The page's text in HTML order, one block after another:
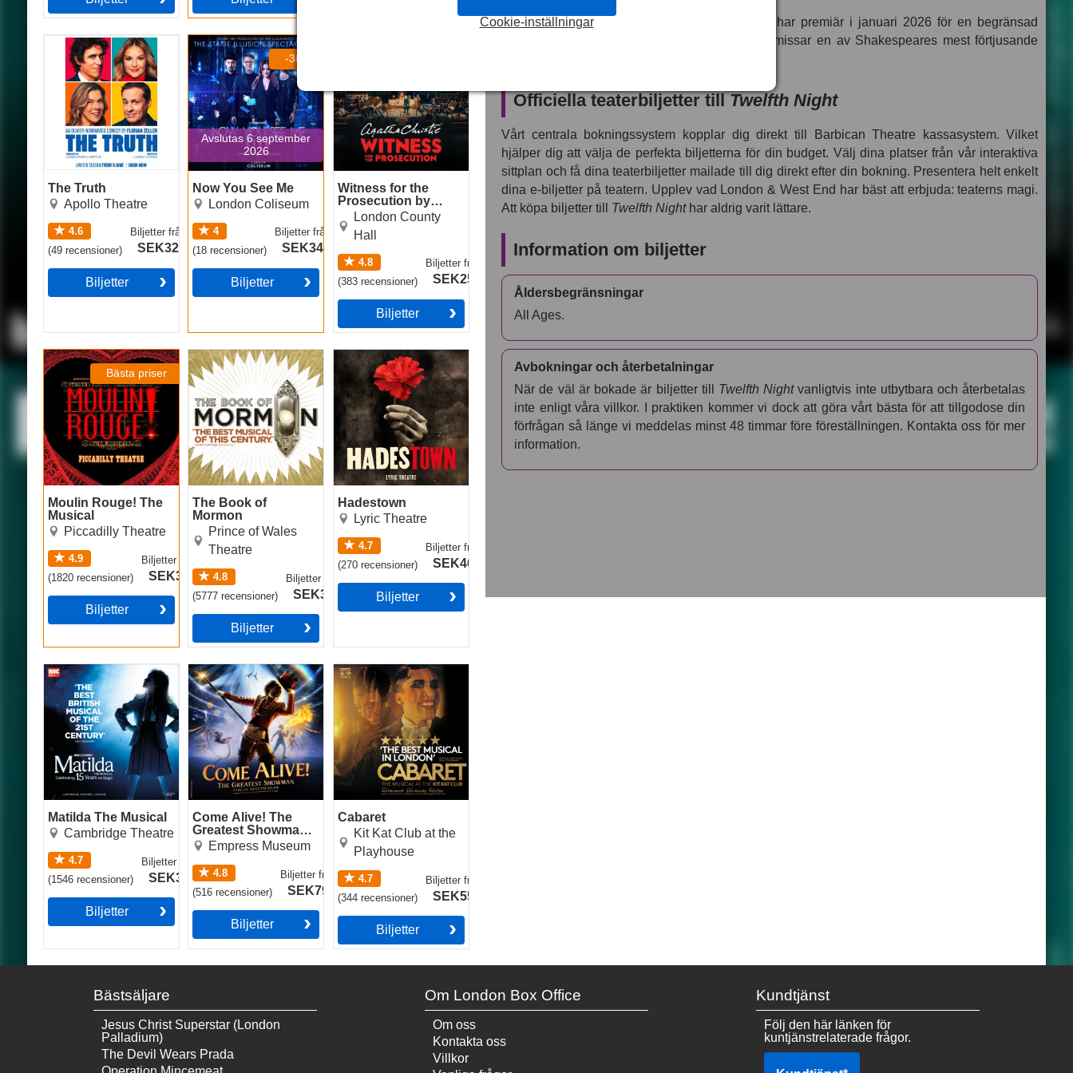
Denna kvicka, kaotiska och bitterljuva komedi har premiär i januari 2026 för en begränsad
sexveckorsperiod – så boka nu så att du inte missar en av Shakespeares mest förtjusande
Officiella teaterbiljetter tillTwelfth Night
Vårt centrala bokningssystem kopplar dig direkt till Barbican Theatre kassasystem. Vilket
hjälper dig att välja de perfekta biljetterna för din budget. Välj dina platser från vår interaktiva
sittplan och få dina teaterbiljetter mailade till dig direkt efter din bokning. Presentera helt enkelt
dina e-biljetter på teatern. Upplev vad London & West End har bäst att erbjuda: teaterns magi.
Att köpa biljetter till Twelfth Nighthar aldrig varit lättare.
Information om biljetter
Åldersbegränsningar
All Ages.
Avbokningar och återbetalningar
När de väl är bokade är biljetter till Twelfth Nightvanligtvis inte utbytbara och återbetalas
inte enligt våra villkor. I praktiken kommer vi dock att göra vårt bästa för att tillgodose din
förfrågan så länge vi meddelas minst 48 timmar före föreställningen. Kontakta oss för mer
information.
The Truth
Apollo Theatre
4.6
(49recensioner)
Biljetter från
SEK327
Biljetter
The Truth
-38%
Avslutas 6 september
2026
Now You See Me
London Coliseum
4
(18 recensioner)
Biljetterfrån
SEK341
Biljetter
Now You See Me
Witness for the
Prosecution by
Agatha Christie
London County
Hall
4.8
(383 recensioner)
Biljetterfrån
SEK259
Biljetter
Bästa priser
Moulin Rouge! The
Musical
Piccadilly Theatre
4.9
(1820recensioner)
Biljetter
SEK396
Biljetter
Moulin Rouge! The
Musical
The Book of
Mormon
Prince of Wales
Theatre
4.8
(5777 recensioner)
Biljetter
SEK327
Biljetter
The Book of Mormon
Hadestown
Lyric Theatre
4.7
(270 recensioner)
Biljetterfrån
SEK409
Biljetter
Hadestown
Matilda The Musical
Cambridge Theatre
4.7
(1546recensioner)
Biljetter
SEK327
Biljetter
Matilda The Musical
Come Alive! The
Greatest Showman
Circus Spectacular
Empress Museum
4.8
(516 recensioner)
Biljetterfrån
SEK791
Biljetter
Come Alive! The
Greatest Showman
Circus Spectacular
Cabaret
Kit Kat Club at the
Playhouse
4.7
(344 recensioner)
Biljetterfrån
SEK559
Biljetter
Cabaret
Bästsäljare
Jesus Christ Superstar (London
Palladium)
The Devil Wears Prada
Om London Box Office
Om oss
Kontakta oss
Villkor
Kundtjänst
Följ den här länken för
kuntjänstrelaterade frågor.
Cookie-inställningar